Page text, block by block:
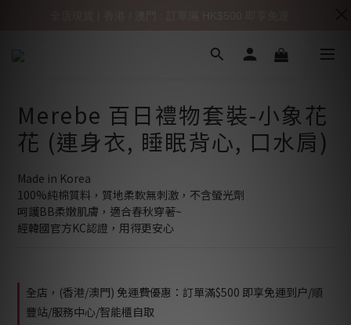
Merebe 百日禮物套裝-小象花
花 (連身衣, 睡眠背心, 口水肩)
Made in Korea
100%純棉質料，質地柔軟無刺激，不含螢光劑
呵護BB柔嫩肌膚，適合春秋穿著~
經韓國官方KC認證，用得更安心
全店，(香港/澳門) 免運費優惠：訂單滿$500 即享免運到户/順
豐站/服務中心/智能櫃自取